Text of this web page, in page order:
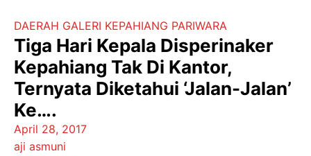
DAERAH GALERI KEPAHIANG PARIWARA
Tiga Hari Kepala Disperinaker
Kepahiang Tak Di Kantor,
Ternyata Diketahui ‘Jalan-Jalan’
Ke….
April 28, 2017
aji asmuni